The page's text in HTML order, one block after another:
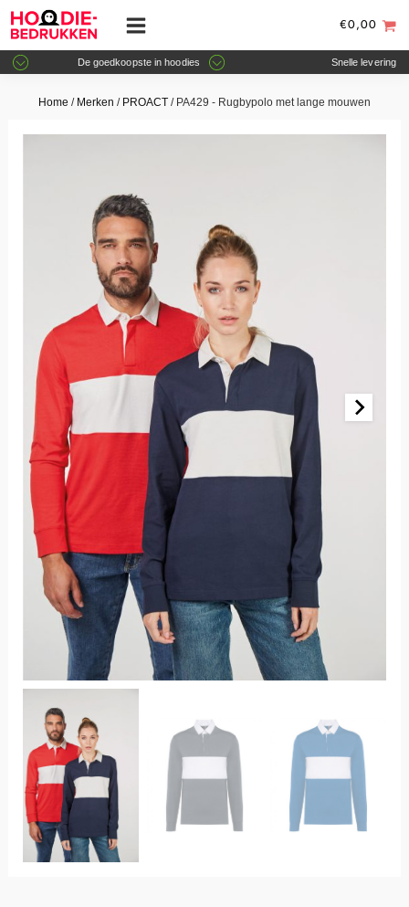
€0,00
De goedkoopste in hoodies Snelle levering
Home / Merken / PROACT / PA429 - Rugbypolo met lange mouwen